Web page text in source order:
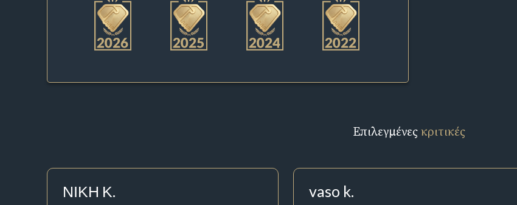
Επιλεγμένεςκριτικές
ΝΙΚΗ Κ. vaso k.